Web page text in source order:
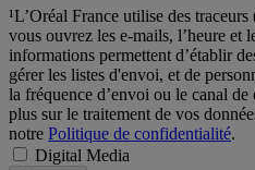
¹L’Oréal France utilise des
vous ouvrez les e-mails, l’heure et
informations permettent d’établir
gérer les listes d'envoi, et de
la fréquence d’envoi ou le canal
plus sur le traitement de vos
notre Politique de confidentialité.
Digital Media